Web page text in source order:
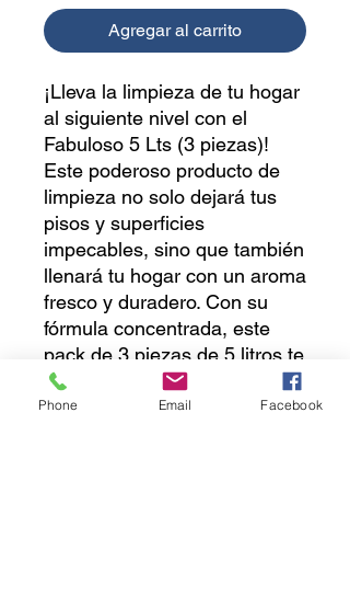
Agregar al carrito
¡Lleva la limpieza de tu hogar
al siguiente nivel con el
Fabuloso 5 Lts (3 piezas)!
Este poderoso producto de
limpieza no solo dejará tus
pisos y superficies
impecables, sino que también
llenará tu hogar con un aroma
fresco y duradero. Con su
fórmula concentrada, este
pack de 3 piezas de 5 litros te
durará mucho tiempo,
ahorrándote dinero y evitando
Phone Email Facebook